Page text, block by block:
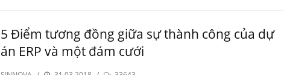
5 Điểm tương đồng giữa sự thành công của dự
án ERP và một đám cưới